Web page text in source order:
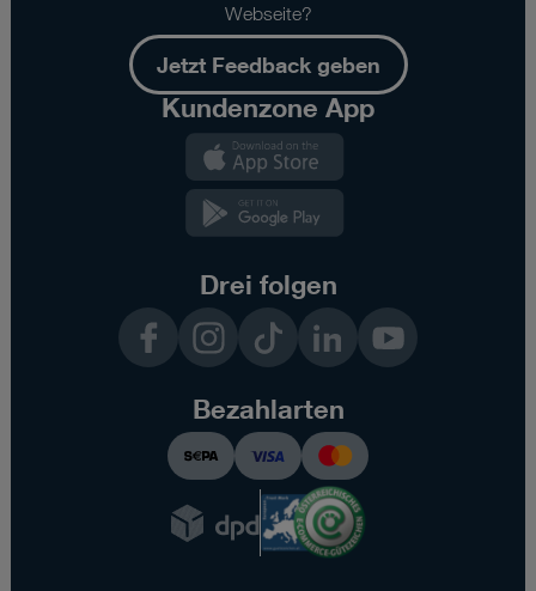
Webseite?
Jetzt Feedback geben
Kundenzone App
Drei folgen
InstagramTikTok LinkedInYouTube
Bezahlarten